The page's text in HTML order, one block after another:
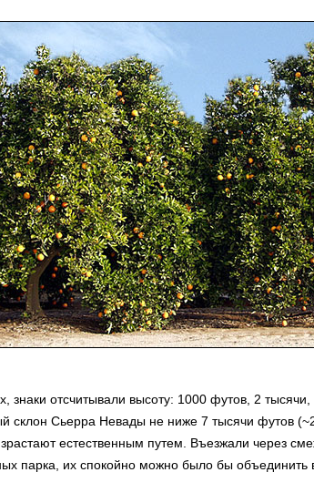
знаки отсчитывали высоту: 1000 футов, 2
склон Сьерра Невады не ниже 7 тысячи футов
естественным путем. Въезжали через
парка, их спокойно можно было бы